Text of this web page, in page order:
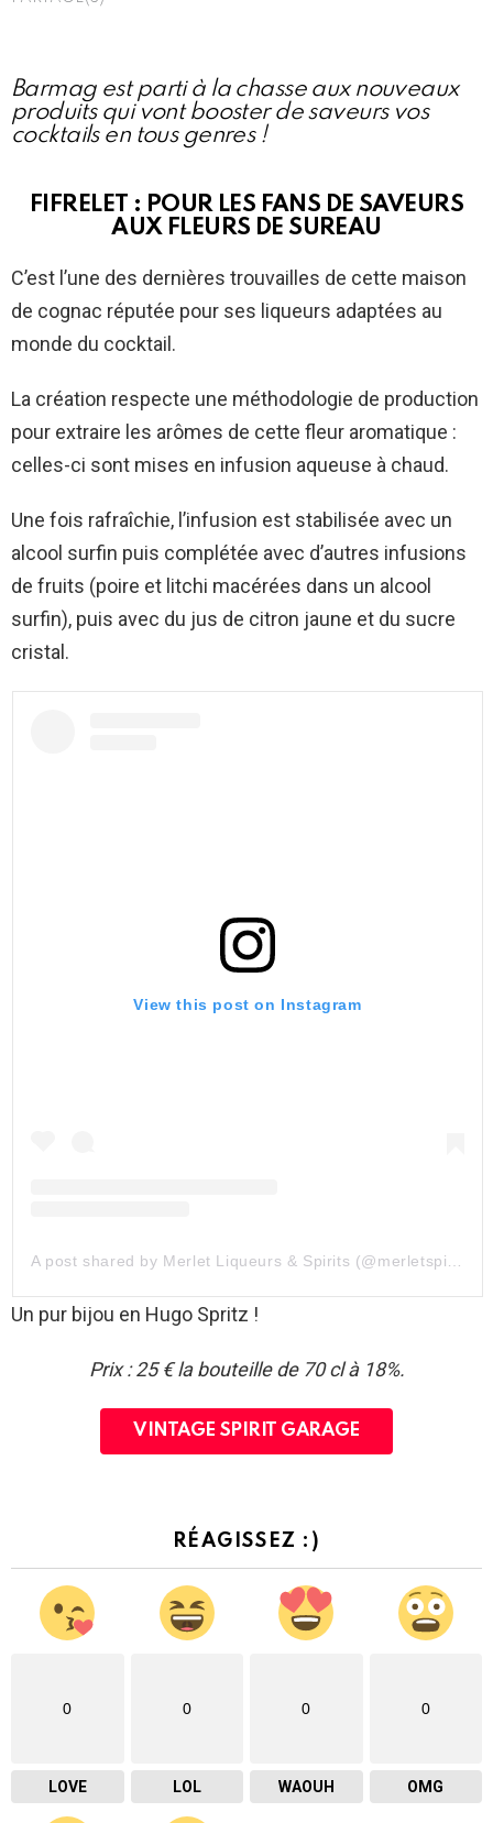
Barmag est parti à la chasse aux nouveaux
produits qui vont booster de saveurs vos
cocktails en tous genres !
FIFRELET : POUR LES FANS DE SAVEURS
AUX FLEURS DE SUREAU
C’est l’une des dernières trouvailles de cette maison
de cognac réputée pour ses liqueurs adaptées au
monde du cocktail.
La création respecte une méthodologie de production
pour extraire les arômes de cette fleur aromatique :
celles-ci sont mises en infusion aqueuse à chaud.
Une fois rafraîchie, l’infusion est stabilisée avec un
alcool surfin puis complétée avec d’autres infusions
de fruits (poire et litchi macérées dans un alcool
surfin), puis avec du jus de citron jaune et du sucre
cristal.
View this post on Instagram
A post shared by Merlet Liqueurs & Spirits (@merletspirits)
Un pur bijou en Hugo Spritz !
Prix : 25 € la bouteille de 70 cl à 18%.
VINTAGE SPIRIT GARAGE
RÉAGISSEZ :)
0
LOVE
0
LOL
0
WAOUH
0
OMG